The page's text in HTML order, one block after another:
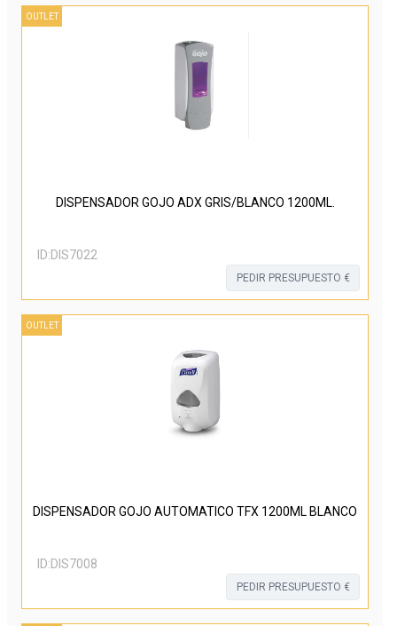
OUTLET
DISPENSADOR GOJO ADX GRIS/BLANCO 1200ML.
ID:DIS7022
PEDIR PRESUPUESTO €
OUTLET
DISPENSADOR GOJO AUTOMATICO TFX 1200ML BLANCO
ID:DIS7008
PEDIR PRESUPUESTO €